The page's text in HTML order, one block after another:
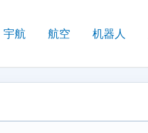
宇航 航空 机器人